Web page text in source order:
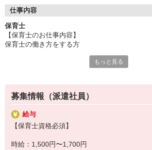
「短時間で探してる」「いずれ正職員になりた
ネ！
仕事内容
保育士
【保育士のお仕事内容】
保育士の働き方をする方
≪クラス運営に係る業務全般≫
・日々の遊びの提供
・簡単な書類業務
・個別経過記録の作成
・簡単な保護者様対応
・消毒、清掃業務
・・・等
もっと見る
募集情報（派遣社員）
給与
【保育士資格必須】
時給：1,500円〜1,700円